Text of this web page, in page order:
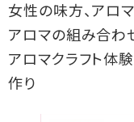
女性の味方、アロ
アロマの組み合わ
アロマクラフト体
作り